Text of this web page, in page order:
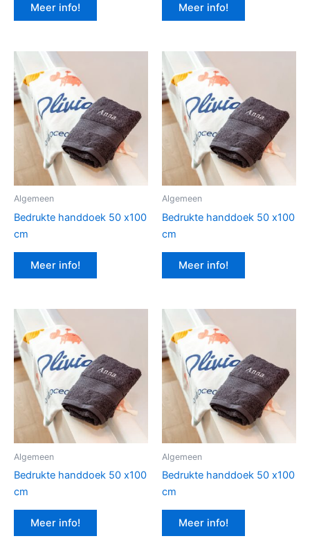
Meer info! Meer info!
Algemeen
Bedrukte handdoek 50 x100
cm
Meer info!
Algemeen
Bedrukte handdoek 50 x100
cm
Meer info!
Algemeen
Bedrukte handdoek 50 x100
cm
Meer info!
Algemeen
Bedrukte handdoek 50 x100
cm
Meer info!